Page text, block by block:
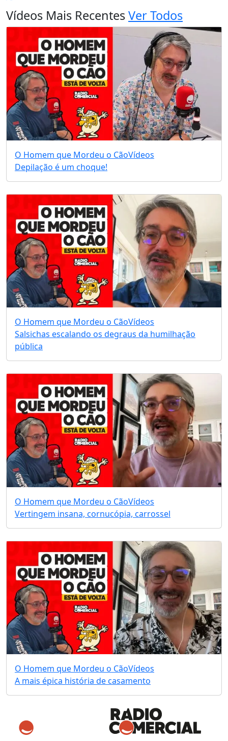
Vídeos Mais RecentesVer Todos
O Homem que Mordeu o CãoVídeos
Depilação é um choque!
O Homem que Mordeu o CãoVídeos
Salsichas escalando os degraus da humilhação
pública
O Homem que Mordeu o CãoVídeos
Vertingem insana, cornucópia, carrossel
O Homem que Mordeu o CãoVídeos
A mais épica história de casamento